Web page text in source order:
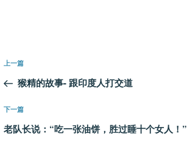
文
导
航
上
一
文
章
上一篇
猴精的故事- 跟印度人打交道
下
一
下一篇
老队长说：“吃一张油饼，胜过睡十个女人！”